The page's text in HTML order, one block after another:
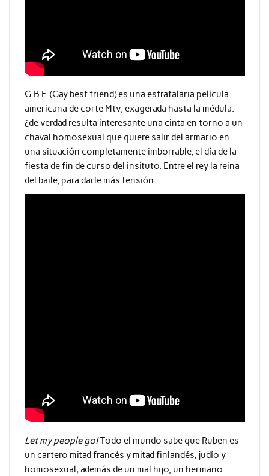
G.B.F. (Gay best friend) es una estrafalaria película
americana de corte Mtv, exagerada hasta la médula.
¿de verdad resulta interesante una cinta en torno a un
chaval homosexual que quiere salir del armario en
una situación completamente imborrable, el día de la
fiesta de fin de curso del insituto. Entre el rey la reina
del baile, para darle más tensión
Let my people go!Todo el mundo sabe que Ruben es
un cartero mitad francés y mitad finlandés, judío y
homosexual; además de un mal hijo, un hermano